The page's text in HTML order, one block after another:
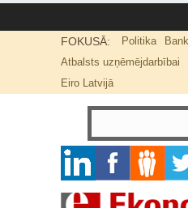
FOKUSĀ: Politika
Atbalsts uzņēmējdarbībai
Eiro Latvijā